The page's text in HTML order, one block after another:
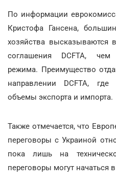
По информации
Кристофа Гансена,
хозяйства высказываются
соглашения DCFTA,
режима. Преимущество
направлении DCFTA,
объемы экспорта и импорта.
Также отмечается, что
переговоры с Украиной
пока лишь на
переговоры могут начаться